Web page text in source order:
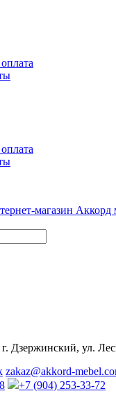
Дзержинский, ул.
zakaz@akkord-
+7 (904) 253-33-72